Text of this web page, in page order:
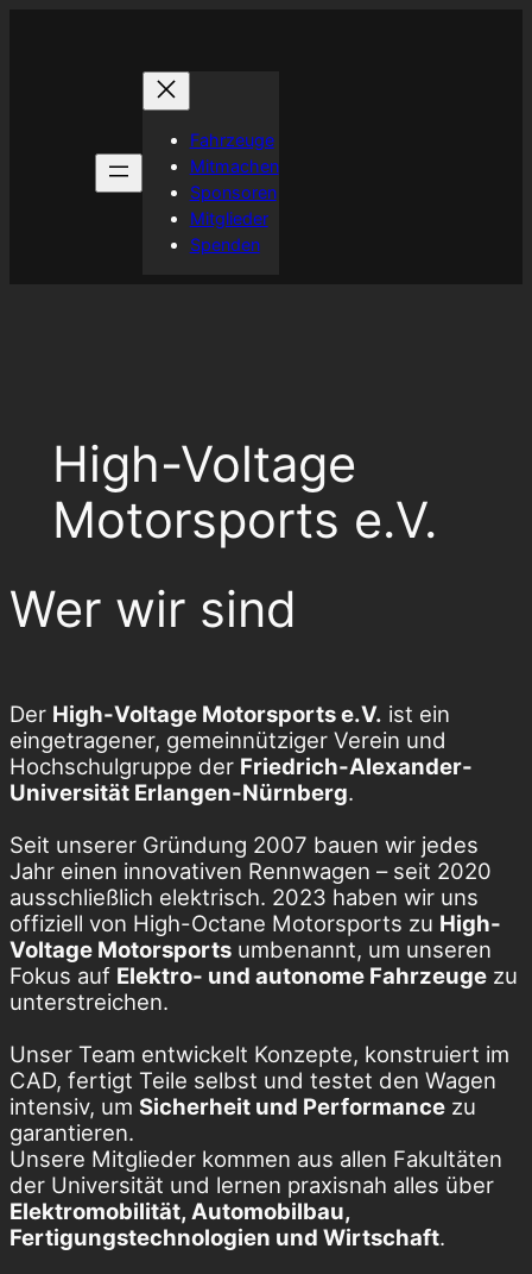
Fahrzeuge
Mitmachen
Sponsoren
Mitglieder
Spenden
High-Voltage
Motorsports e.V.
Wer wir sind
Der High-Voltage Motorsports e.V. ist ein
eingetragener, gemeinnütziger Verein und
Hochschulgruppe der Friedrich-Alexander-
Universität Erlangen-Nürnberg.
Seit unserer Gründung 2007 bauen wir jedes
Jahr einen innovativen Rennwagen – seit 2020
ausschließlich elektrisch. 2023 haben wir uns
offiziell von High-Octane Motorsports zu High-
Voltage Motorsports umbenannt, um unseren
Fokus auf Elektro- und autonome Fahrzeuge zu
unterstreichen.
Unser Team entwickelt Konzepte, konstruiert im
CAD, fertigt Teile selbst und testet den Wagen
intensiv, um Sicherheit und Performance zu
garantieren.
Unsere Mitglieder kommen aus allen Fakultäten
der Universität und lernen praxisnah alles über
Elektromobilität, Automobilbau,
Fertigungstechnologien und Wirtschaft.